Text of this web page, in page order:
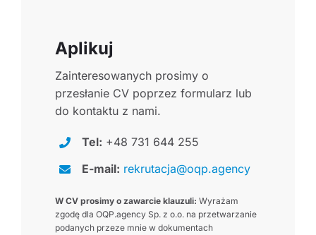
Aplikuj
Zainteresowanych prosimy o
przesłanie CV poprzez formularz lub
do kontaktu z nami.
Tel: +48 731 644 255
E-mail: rekrutacja@oqp.agency
W CV prosimy o zawarcie klauzuli: Wyrażam
zgodę dla OQP.agency Sp. z o.o. na przetwarzanie
podanych przeze mnie w dokumentach